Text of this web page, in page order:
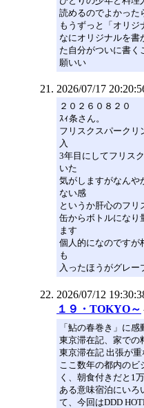
読めるのでよかった
もうずっと「オリジ
なにオリジナルを書
た自分がついに書く
願いい
2026/07/17
２０２６０８２０
ｽｨ条さん。
フリスクスパークリ
入
3年目にしてフリス
いた
気がしますがなんや
ない感
というか肝心のフリ
缶からボトルになり
ます
個人的になのですが
も
入ったほうがグレ
2026/07/12
１９・TOKYO～
「鮎の春巻き」に
東京滞在記、家での
東京滞在記 出張が重
ここ数年の都内の
く、朝食付きだと1
ある意味宿泊にいろ
て、今回はDDD